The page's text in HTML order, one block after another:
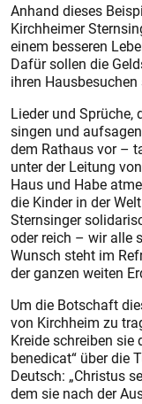
Anhand dieses
Kirchheimer
einem besseren
Dafür sollen die
ihren
Lieder und Sprüche,
singen und
dem Rathaus vor –
unter der Leitung
Haus und Habe
die Kinder in der
Sternsinger
oder reich – wir alle
Wunsch steht im
der ganzen weiten
Um die Botschaft
von Kirchheim zu
Kreide schreiben sie
benedicat“ über die
Deutsch: „Christus
dem sie nach der